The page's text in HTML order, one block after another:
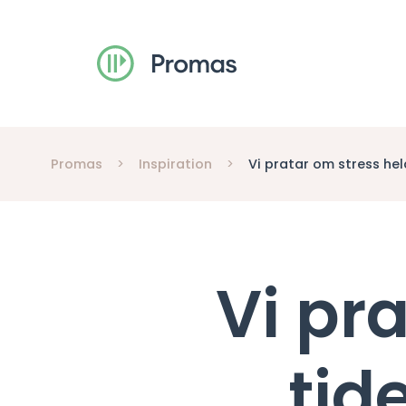
Promas > Inspiration > Vi pratar om stress
Vi